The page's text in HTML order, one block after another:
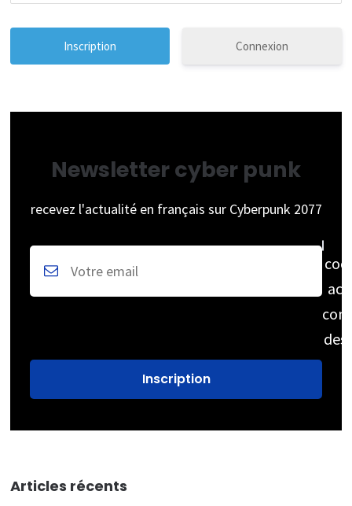
Connexion
Newsletter cyber punk
recevez l'actualité en français sur Cyberpunk 2077
des
Articles récents